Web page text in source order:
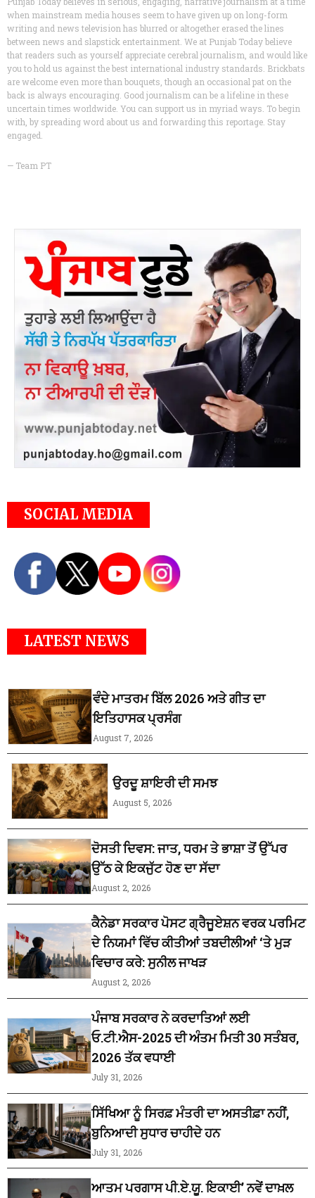
when mainstream media houses seem to have given up on long-form
writing and news television has blurred or altogether erased the lines
between news and slapstick entertainment. We at Punjab Today believe
that readers such as yourself appreciate cerebral journalism, and would like
you to hold us against the best international industry standards. Brickbats
are welcome even more than bouquets, though an occasional pat on the
back is always encouraging. Good journalism can be a lifeline in these
uncertain times worldwide. You can support us in myriad ways. To begin
with, by spreading word about us and forwarding this reportage. Stay
engaged.
— Team PT
SOCIAL MEDIA
LATEST NEWS
ਵੰਦੇ ਮਾਤਰਮ ਬਿੱਲ 2026 ਅਤੇ ਗੀਤ ਦਾ
ਇਤਿਹਾਸਕ ਪ੍ਰਸੰਗ
August 7, 2026
ਉਰਦੂ ਸ਼ਾਇਰੀ ਦੀ ਸਮਝ
August 5, 2026
ਦੋਸਤੀ ਦਿਵਸ: ਜਾਤ, ਧਰਮ ਤੇ ਭਾਸ਼ਾ ਤੋਂ ਉੱਪਰ
ਉੱਠ ਕੇ ਇਕਜੁੱਟ ਹੋਣ ਦਾ ਸੱਦਾ
August 2, 2026
ਕੈਨੇਡਾ ਸਰਕਾਰ ਪੋਸਟ ਗ੍ਰੈਜੂਏਸ਼ਨ ਵਰਕ ਪਰਮਿਟ
ਦੇ ਨਿਯਮਾਂ ਵਿੱਚ ਕੀਤੀਆਂ ਤਬਦੀਲੀਆਂ ‘ਤੇ ਮੁੜ
ਵਿਚਾਰ ਕਰੇ: ਸੁਨੀਲ ਜਾਖੜ
August 2, 2026
ਪੰਜਾਬ ਸਰਕਾਰ ਨੇ ਕਰਦਾਤਿਆਂ ਲਈ
ਓ.ਟੀ.ਐਸ-2025 ਦੀ ਅੰਤਮ ਮਿਤੀ 30 ਸਤੰਬਰ,
2026 ਤੱਕ ਵਧਾਈ
July 31, 2026
ਸਿੱਖਿਆ ਨੂੰ ਸਿਰਫ਼ ਮੰਤਰੀ ਦਾ ਅਸਤੀਫ਼ਾ ਨਹੀਂ,
ਬੁਨਿਆਦੀ ਸੁਧਾਰ ਚਾਹੀਦੇ ਹਨ
July 31, 2026
ਆਤਮ ਪਰਗਾਸ ਪੀ.ਏ.ਯੂ. ਇਕਾਈ’ ਨਵੇਂ ਦਾਖ਼ਲ